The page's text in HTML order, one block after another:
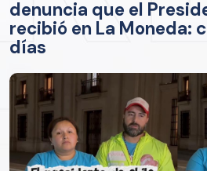
denuncia que el
recibió en La Moneda:
días